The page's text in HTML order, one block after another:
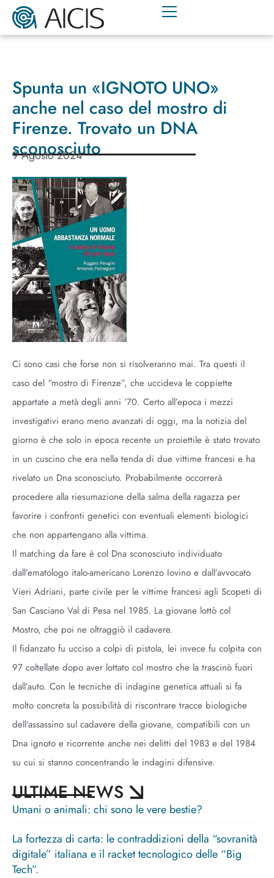
Spunta un «IGNOTO UNO»
anche nel caso del mostro di
Firenze. Trovato un DNA
sconosciuto
9 Agosto 2024
Ci sono casi che forse non si risolveranno mai. Tra questi il
caso del “mostro di Firenze”, che uccideva le coppiette
appartate a metà degli anni ’70. Certo all’epoca i mezzi
investigativi erano meno avanzati di oggi, ma la notizia del
giorno è che solo in epoca recente un proiettile è stato trovato
in un cuscino che era nella tenda di due vittime francesi e ha
rivelato un Dna sconosciuto. Probabilmente occorrerà
procedere alla riesumazione della salma della ragazza per
favorire i confronti genetici con eventuali elementi biologici
che non appartengano alla vittima.
Il matching da fare è col Dna sconosciuto individuato
dall’ematologo italo-americano Lorenzo Iovino e dall’avvocato
Vieri Adriani, parte civile per le vittime francesi agli Scopeti di
San Casciano Val di Pesa nel 1985. La giovane lottò col
Mostro, che poi ne oltraggiò il cadavere.
Il fidanzato fu ucciso a colpi di pistola, lei invece fu colpita con
97 coltellate dopo aver lottato col mostro che la trascinò fuori
dall’auto. Con le tecniche di indagine genetica attuali si fa
molto concreta la possibilità di riscontrare tracce biologiche
dell’assassino sul cadavere della giovane, compatibili con un
Dna ignoto e ricorrente anche nei delitti del 1983 e del 1984
su cui si stanno concentrando le indagini difensive.
ULTIME NEWS
Umani o animali: chi sono le vere bestie?
La fortezza di carta: le contraddizioni della “sovranità
digitale” italiana e il racket tecnologico delle “Big
Tech”.